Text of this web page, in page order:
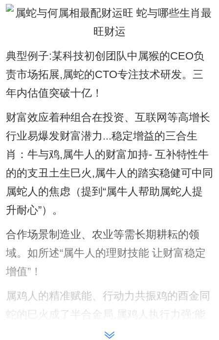
典型例子:某科技初创团队中属猴的CEO负
责市场拓展,属蛇的CTO专注技术研发。三
年内估值突破十亿！
财富效应着种组合在投资、互联网等高增长
行业易爆发财富潜力...稳定增益的三合生
肖：牛与鸡,属牛人的财富加持- 互补特性牛
的的支丑土生巳火,属牛人的踏实稳健可中同
属蛇人的焦虑（提到“属牛人帮助属蛇人提
升耐心”）。
合作场景制造业、农业等需长期耕耘的领
域。如所述“属牛人的理财技能 让财富稳定
增值”！
属鸡人的精准赋能、行动力共振鸡的酉金同
蛇的巳火成了半合金局,属鸡人执行力强;能
快落的属蛇人的战略构想。